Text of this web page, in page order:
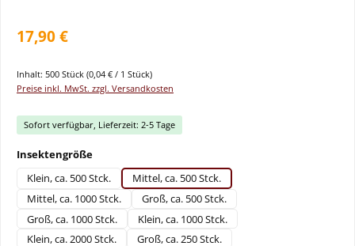
17,90 €
Inhalt: 500 Stück (0,04 € / 1 Stück)
Preise inkl. MwSt. zzgl. Versandkosten
Sofort verfügbar, Lieferzeit: 2-5 Tage
Insektengrößeauswählen
Klein, ca. 500 Stck.
Mittel, ca. 500 Stck.
Mittel, ca. 1000 Stck.
Groß, ca. 500 Stck.
Groß, ca. 1000 Stck.
Klein, ca. 1000 Stck.
Klein, ca. 2000 Stck.
Groß, ca. 250 Stck.